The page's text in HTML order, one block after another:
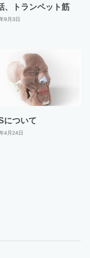
、トランペット筋
9月3日
について
4月24日